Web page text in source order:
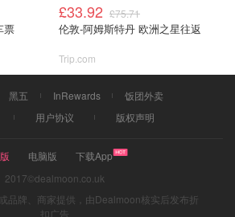
票
£33.92 £75.71
伦敦-阿姆斯特丹 欧洲之星往返
Trip.com
黑五 InRewards
饭团外卖
用户协议 版权声明
电脑版
下载App
2017©dealmoon.co.uk
品牌、商家提供，由Dealmoon核实后发布折
扣广告